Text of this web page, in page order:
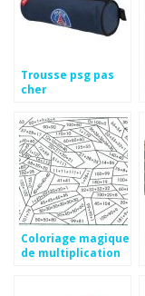
Trousse psg pas
cher
Coloriage magique
de multiplication